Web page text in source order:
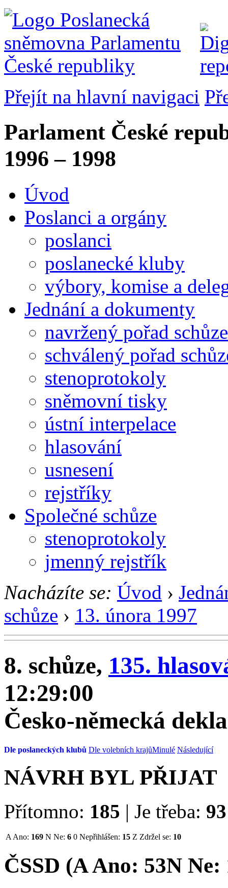
Přejít na hlavní navigaci
Parlament České
1996 – 1998
Úvod
Poslanci a orgány
poslanci
poslanecké kluby
výbory, komise a
Jednání a dokumenty
navržený pořad schůze
schválený pořad
stenoprotokoly
sněmovní tisky
ústní interpelace
hlasování
usnesení
rejstříky
Společné schůze
stenoprotokoly
jmenný rejstřík
Nacházíte se: Úvod ›
schůze › 13. února 1997
8. schůze, 135.
12:29:00
Česko-německá
Dle poslaneckých klubů Dle volebních krajůMinulé Následující
NÁVRH BYL PŘIJAT
Přítomno: 185 | Je třeba: 93
A Ano: 169 N Ne: 6 0 Nepřihlášen: 15 Z Zdržel se: 10
ČSSD (AAno: 53N Ne: